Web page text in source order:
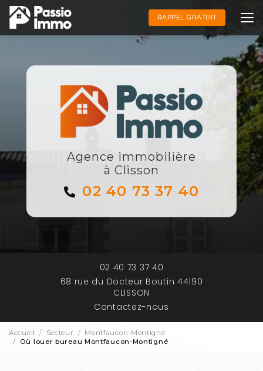
Aller
au
contenu
principal
RAPPEL GRATUIT
Agence immobilière
à Clisson
02 40 73 37 40
02 40 73 37 40
68 rue du Docteur Boutin 44190
CLISSON
Contactez-nous
Accueil Secteur
Montfaucon-Montigné
Où louer bureau Montfaucon-Montigné